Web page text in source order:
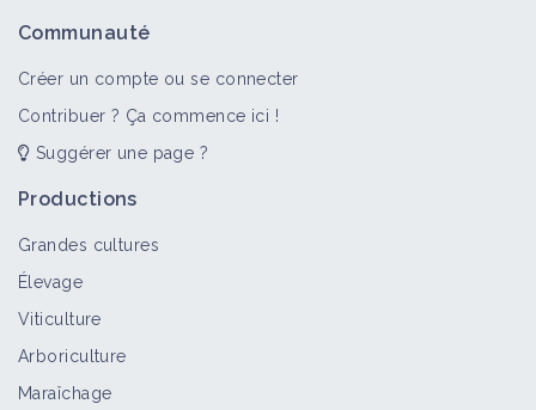
Fiche technique
Pratiquer le désherbage mécanique
Communauté
Créer un compte ou se connecter
Contribuer ? Ça commence ici !
Suggérer une page ?
Productions
Grandes cultures
Élevage
Viticulture
Arboriculture
Maraîchage